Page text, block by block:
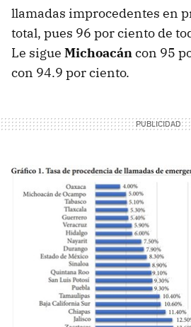
llamadas improcedentes en
total, pues 96 por ciento de
Le sigue Michoacáncon 95
con 94.9 por ciento.